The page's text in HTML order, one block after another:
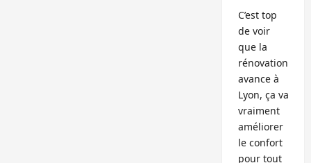
C’est top
de voir
que la
rénovation
avance à
Lyon, ça va
vraiment
améliorer
le confort
pour tout